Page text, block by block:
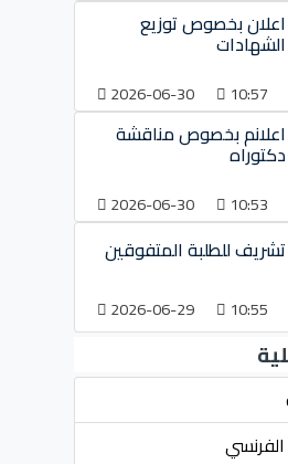
اعلان بخصوص توزيع
الشهادات
10:57
2026-06-30
اعلانم بخصوص مناقشة
دكتوراه
10:53
2026-06-30
تشريف للطلبة المتفوقين
10:55
2026-06-29